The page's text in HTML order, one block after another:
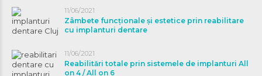
11/06/2021
Zâmbete funcționale și estetice prin reabilitare
cu implanturi dentare
11/06/2021
Reabilitări totale prin sistemele de implanturi All
on 4 / All on 6